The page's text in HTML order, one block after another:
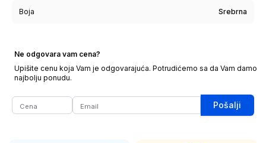
Boja Srebrna
Ne odgovara vam cena?
Upišite cenu koja Vam je odgovarajuća. Potrudićemo sa da Vam damo
najbolju ponudu.
Pošalji